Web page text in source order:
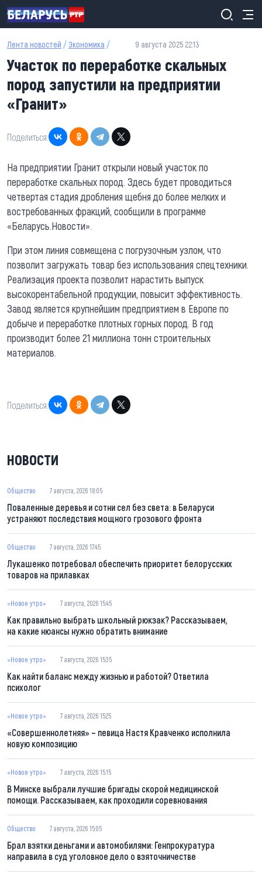
Перейти к основному содержанию
Лента новостей / Экономика / 9 августа 2025 22:13
Участок по переработке скальных
пород запустили на предприятии
«Гранит»
Поделиться:
На предприятии Гранит открыли новый участок по
переработке скальных пород. Здесь будет проводиться
четвертая стадия дробления щебня до более мелких и
востребованных фракций, сообщили в программе
«Беларусь.Новости».
При этом линия совмещена с погрузочным узлом, что
позволит загружать товар без использования спецтехники.
Реализация проекта позволит нарастить выпуск
высокорентабельной продукции, повысит эффективность.
Завод является крупнейшим предприятием в Европе по
добыче и переработке плотных горных пород. В год
производит более 21 миллиона тонн строительных
материалов.
Поделиться:
НОВОСТИ
Общество 7 августа, 2026 18:05
Поваленные деревья и сотни сел без света: в Беларуси
устраняют последствия мощного грозового фронта
Общество 7 августа, 2026 17:45
Лукашенко потребовал обеспечить приоритет белорусских
товаров на прилавках
«Новое утро» 7 августа, 2026 15:45
Как правильно выбрать школьный рюкзак? Рассказываем,
на какие нюансы нужно обратить внимание
«Новое утро» 7 августа, 2026 15:35
Как найти баланс между жизнью и работой? Ответила
психолог
«Новое утро» 7 августа, 2026 15:25
«Совершеннолетняя» – певица Настя Кравченко исполнила
новую композицию
«Новое утро» 7 августа, 2026 15:15
В Минске выбрали лучшие бригады скорой медицинской
помощи. Рассказываем, как проходили соревнования
Общество 7 августа, 2026 15:05
Брал взятки деньгами и автомобилями: Генпрокуратура
направила в суд уголовное дело о взяточничестве